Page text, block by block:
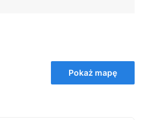
Pokaż mapę